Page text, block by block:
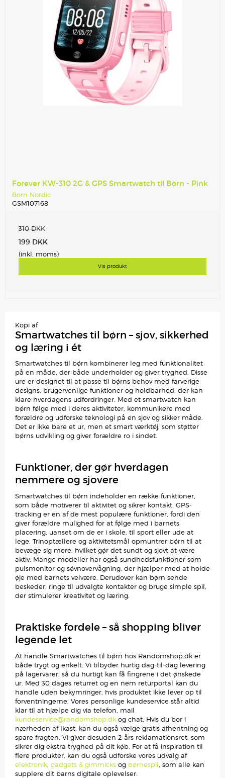
Forever KW-310 2G & GPS Smartwatch til Børn - Pink
Born Nordic
GSM107168
310 DKK
199 DKK
(inkl. moms)
Vis produkt
Kopi af
Smartwatches til børn – sjov, sikkerhed
og læring i ét
Smartwatches til børn kombinerer leg med funktionalitet
på en måde, der både underholder og giver tryghed. Disse
ure er designet til at passe til børns behov med farverige
designs, brugervenlige funktioner og holdbarhed, der kan
klare hverdagens udfordringer. Med et smartwatch kan
børn følge med i deres aktiviteter, kommunikere med
forældre og udforske teknologi på en sjov og sikker måde.
Det er ikke bare et ur, men et smart værktøj, som støtter
børns udvikling og giver forældre ro i sindet.
Funktioner, der gør hverdagen
nemmere og sjovere
Smartwatches til børn indeholder en række funktioner,
som både motiverer til aktivitet og sikrer kontakt. GPS-
tracking er en af de mest populære funktioner, fordi den
giver forældre mulighed for at følge med i barnets
placering, uanset om de er i skole, til sport eller ude at
lege. Trinoptællere og aktivitetsmål opmuntrer børn til at
bevæge sig mere, hvilket gør det sundt og sjovt at være
aktiv. Mange modeller har også sundhedsfunktioner som
pulsmonitor og søvnovervågning, der hjælper med at holde
øje med barnets velvære. Derudover kan børn sende
beskeder, ringe til udvalgte kontakter og bruge simple spil,
der stimulerer kreativitet og læring.
Praktiske fordele – så shopping bliver
legende let
At handle Smartwatches til børn hos Randomshop.dk er
både trygt og enkelt. Vi tilbyder hurtig dag-til-dag levering
på lagervarer, så du hurtigt kan få fingrene i det ønskede
ur. Med 30 dages returret og en nem returportal kan du
handle uden bekymringer, hvis produktet ikke lever op til
forventningerne. Vores personlige kundeservice står altid
klar til at hjælpe dig via telefon, mail
kundeservice@randomshop.dk og chat. Hvis du bor i
nærheden af Ikast, kan du også vælge gratis afhentning og
spare fragten. Vi giver desuden 2 års reklamationsret, som
sikrer dig ekstra tryghed på dit køb. For at få inspiration til
flere produkter, kan du også udforske vores udvalg af
elektronik gadgets & gimmicks og børnespil , som alle kan
supplere dit barns digitale oplevelser.